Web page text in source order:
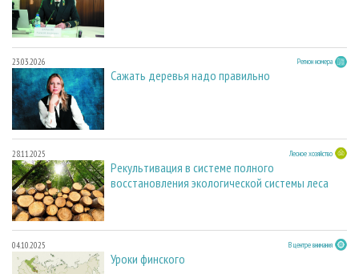
23.03.2026 Регион номера
Сажать деревья надо правильно
28.11.2025 Лесное хозяйство
Рекультивация в системе полного
восстановления экологической системы леса
04.10.2025 В центре внимания
Уроки финского